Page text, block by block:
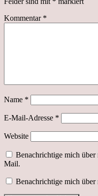
Kommentar *
Name *
E-Mail-Adresse *
Website
Benachrichtige mich
Mail.
Benachrichtige mich